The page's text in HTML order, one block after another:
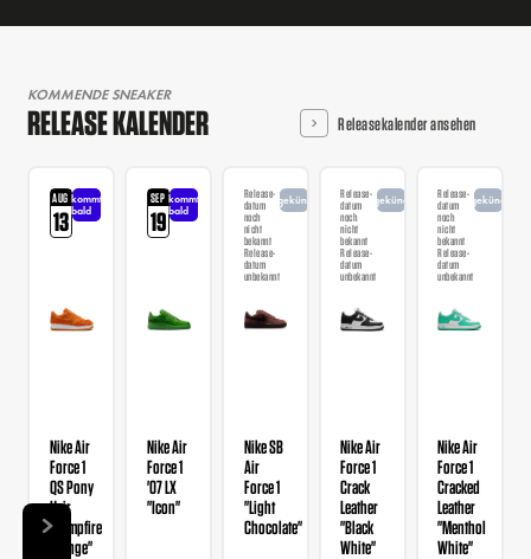
KOMMENDE SNEAKER
RELEASE KALENDER Releasekalender ansehen
AUG
13
kommt
bald
Nike Air
Force 1
QS Pony
Hair
"Campfire
Orange"
SEP
19
kommt
bald
Nike Air
Force 1
'07 LX
"Icon"
Release-
datum
noch
nicht
bekannt
Release-
datum
unbekannt
angekündigt
Nike SB
Air
Force 1
"Light
Chocolate"
Release-
datum
noch
nicht
bekannt
Release-
datum
unbekannt
angekündigt
Nike Air
Force 1
Crack
Leather
"Black
White"
Release-
datum
noch
nicht
bekannt
Release-
datum
unbekannt
angekündigt
Nike Air
Force 1
Cracked
Leather
"Menthol
White"